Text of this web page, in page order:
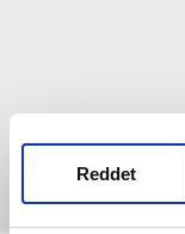
Reddet